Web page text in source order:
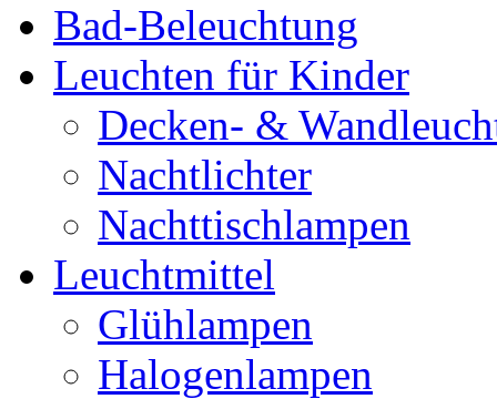
Bad-Beleuchtung
Leuchten für Kinder
Decken- &
Nachtlichter
Nachttischlampen
Leuchtmittel
Glühlampen
Halogenlampen